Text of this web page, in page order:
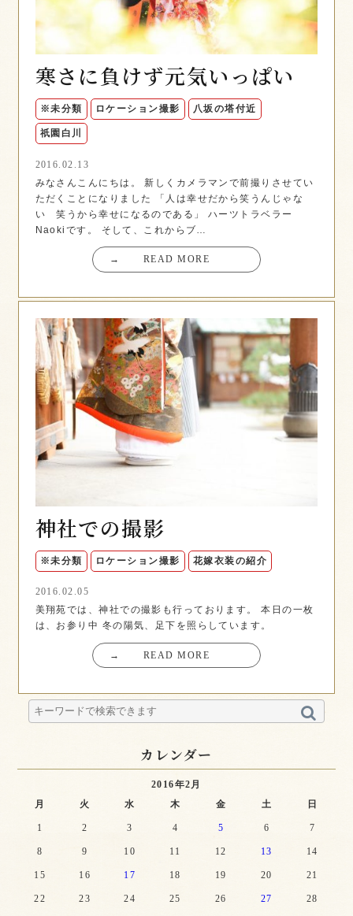
寒さに負けず元気いっぱい
※未分類 ロケーション撮影 八坂の塔付近
祇園白川
2016.02.13
みなさんこんにちは。 新しくカメラマンで前撮りさせてい
ただくことになりました 「人は幸せだから笑うんじゃな
い 笑うから幸せになるのである」 ハーツトラベラー
Naokiです。 そして、これからブ…
→ READ MORE
神社での撮影
※未分類 ロケーション撮影 花嫁衣装の紹介
2016.02.05
美翔苑では、神社での撮影も行っております。 本日の一枚
は、お参り中 冬の陽気、足下を照らしています。
→ READ MORE
カレンダー
2016年2月
月
火 水 木 金 土 日
1 2 3 4 5 6 7
8 9 10 11 12 13 14
15 16 17 18 19 20 21
22 23 24 25 26 27 28